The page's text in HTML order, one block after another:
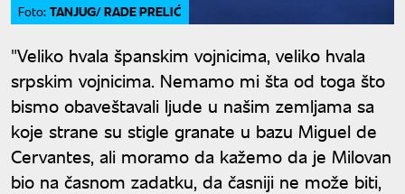
Foto: TANJUG/ RADE PRELIĆ
"Veliko hvala španskim vojnicima, veliko hvala
srpskim vojnicima. Nemamo mi šta od toga što
bismo obaveštavali ljude u našim zemljama sa
koje strane su stigle granate u bazu Miguel de
Cervantes, ali moramo da kažemo da je Milovan
bio na časnom zadatku, da časniji ne može biti,